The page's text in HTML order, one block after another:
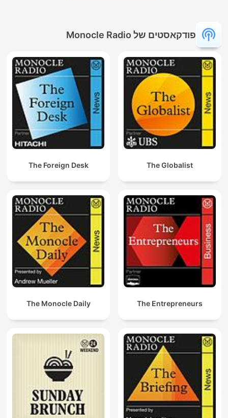
פודקאסטים של Monocle Radio
The Globalist
The Foreign Desk
The Entrepreneurs
The Monocle Daily